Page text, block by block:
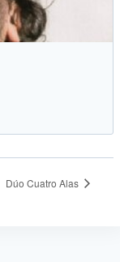
Dúo Cuatro Alas